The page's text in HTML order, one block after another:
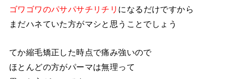
ゴワゴワのパサパサチリチリ になるだけですから
まだハネていた方がマシと思うことでしょう
てか縮毛矯正した時点で痛み強いので
ほとんどの方がパーマは無理って